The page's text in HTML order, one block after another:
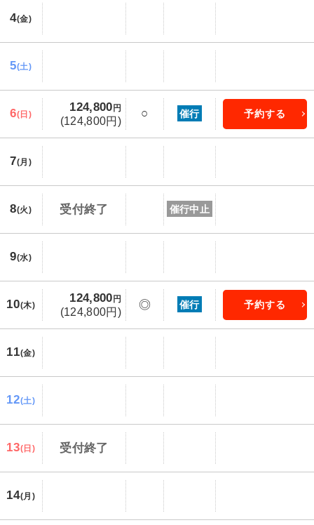
4(金)
5(土)
6(日)
124,800 円
(124,800円)
○ 催行 予約する
7(月)
8(火) 受付終了 催行中止
9(水)
10(木)
124,800 円
(124,800円)
◎ 催行 予約する
11(金)
12(土)
13(日) 受付終了
14(月)